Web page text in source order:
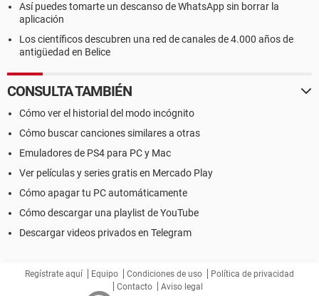
Así puedes tomarte un descanso de WhatsApp sin borrar la
aplicación
Los científicos descubren una red de canales de 4.000 años de
antigüedad en Belice
CONSULTA TAMBIÉN
Cómo ver el historial del modo incógnito
Cómo buscar canciones similares a otras
Emuladores de PS4 para PC y Mac
Ver películas y series gratis en Mercado Play
Cómo apagar tu PC automáticamente
Cómo descargar una playlist de YouTube
Descargar videos privados en Telegram
Regístrate aquí Equipo Condiciones de uso
Política de privacidad
Contacto
Aviso legal